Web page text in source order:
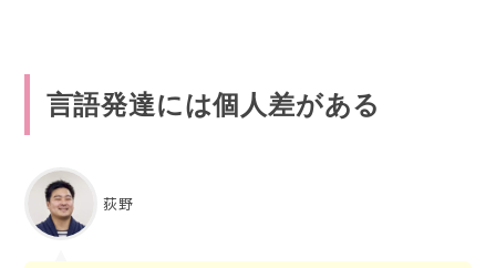
言語発達には個人差がある
荻野